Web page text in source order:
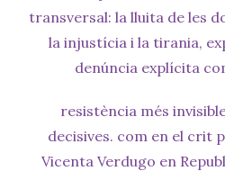
transversal: la lluita de les
la injustícia i la tirania,
denúncia explícita
resistència més
decisives. com en el crit
Vicenta Verdugo en